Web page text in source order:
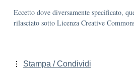
Eccetto dove diversamente specificato,
rilasciato sotto Licenza Creative
Stampa / Condividi